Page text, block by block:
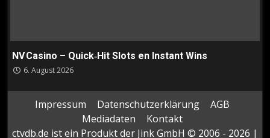
NV Casino – Quick‑Hit Slots en Instant Wins
6. August 2026
Impressum Datenschutzerklärung
AGB
Mediadaten
Kontakt
ctvdb.de ist ein Produkt der Jink GmbH © 2006 - 2026 |